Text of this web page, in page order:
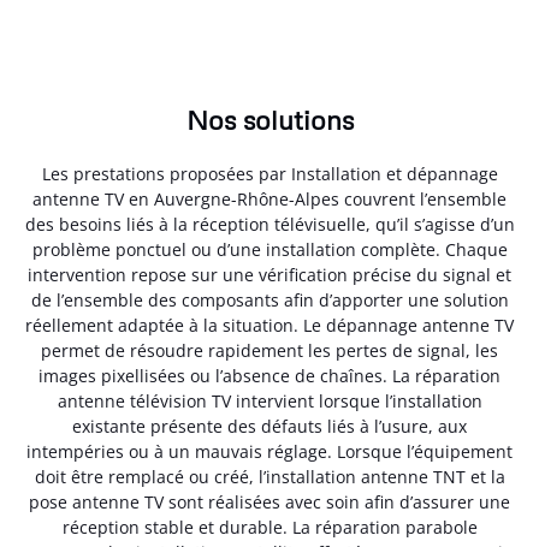
Nos solutions
Les prestations proposées par Installation et dépannage
antenne TV en Auvergne-Rhône-Alpes couvrent l’ensemble
des besoins liés à la réception télévisuelle, qu’il s’agisse d’un
problème ponctuel ou d’une installation complète. Chaque
intervention repose sur une vérification précise du signal et
de l’ensemble des composants afin d’apporter une solution
réellement adaptée à la situation. Le dépannage antenne TV
permet de résoudre rapidement les pertes de signal, les
images pixellisées ou l’absence de chaînes. La réparation
antenne télévision TV intervient lorsque l’installation
existante présente des défauts liés à l’usure, aux
intempéries ou à un mauvais réglage. Lorsque l’équipement
doit être remplacé ou créé, l’installation antenne TNT et la
pose antenne TV sont réalisées avec soin afin d’assurer une
réception stable et durable. La réparation parabole